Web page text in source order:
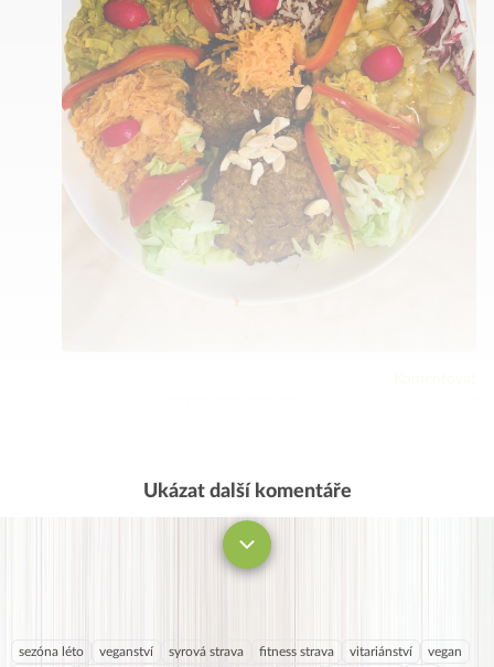
MRKVOVÝ SALAT
https://www.jimejinak.cz/sladky-mrkvovy-salat-s-
jablkem/
ČOČKA NA KARI
https://www.jimejinak.cz/cocka-na-kari-s-cuketou/
DOBROU CHUŤ ♥️♥️♥️♥️♥️
Ukázat další komentáře
sezóna léto veganství syrová strava fitness strava vitariánství
vegan